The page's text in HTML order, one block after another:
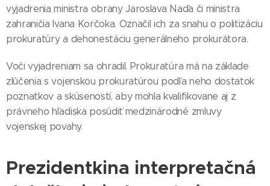
vyjadrenia ministra obrany Jaroslava Naďa či ministra
zahraničia Ivana Korčoka. Označil ich za snahu o politizáciu
prokuratúry a dehonestáciu generálneho prokurátora.
Voči vyjadreniam sa ohradil. Prokuratúra má na základe
zlúčenia s vojenskou prokuratúrou podľa neho dostatok
poznatkov a skúseností, aby mohla kvalifikovane aj z
právneho hľadiska posúdiť medzinárodné zmluvy
vojenskej povahy.
Prezidentkina interpretačná